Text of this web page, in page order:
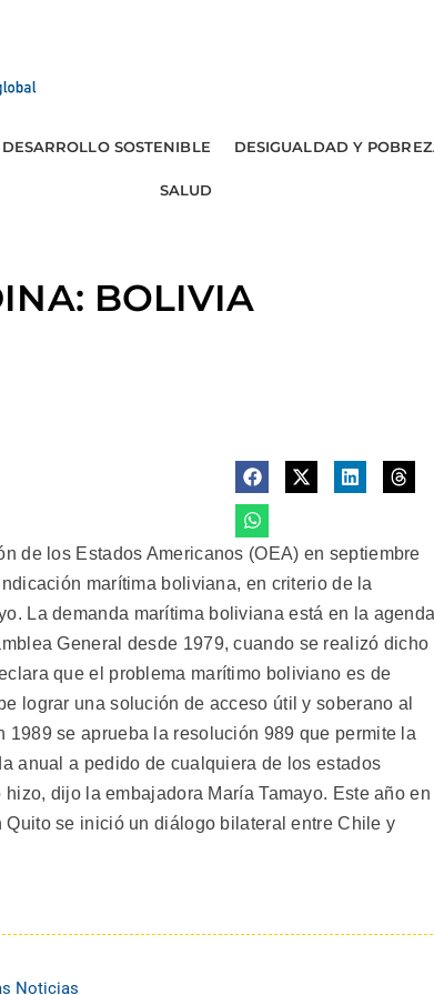
DESARROLLO SOSTENIBLE DESIGUALDAD Y
SALUD
BOLIVIA
de los Estados Americanos (OEA) en septiembre
marítima boliviana, en criterio de la
La demanda marítima boliviana está en la
General desde 1979, cuando se realizó dicho
que el problema marítimo boliviano es de
lograr una solución de acceso útil y soberano al
se aprueba la resolución 989 que permite la
anual a pedido de cualquiera de los estados
dijo la embajadora María Tamayo. Este año en
se inició un diálogo bilateral entre Chile y
Noticias